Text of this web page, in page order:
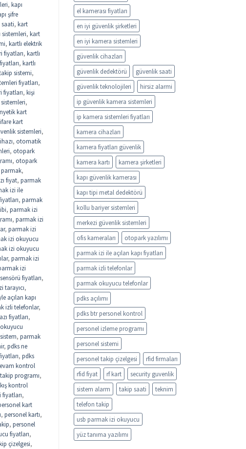
, kapı
şifre
, kart
, kart
, kartlı elektrik
fiyatları, kartlı
, kartlı
sistemi,
fiyatları,
fiyatları, kişi
,
kart
kart
sistemleri,
, otomatik
, otopark
, otopark
parmak,
fiyat, parmak
izi ile
, parmak
, parmak izi
, parmak izi
, parmak izi
izi okuyucu
izi okuyucu
, parmak izi
izi
fiyatları,
tarayıcı,
açılan kapı
izli telefonlar,
fiyatları,
, parmak
, pdks ne
, pdks
kontrol
programı,
kontrol
fiyatları,
kart
, personel kartı,
, personel
fiyatları,
çizelgesi,
el kamerası fiyatları
en iyi güvenlik şirketleri
en iyi kamera sistemleri
güvenlik cihazları
güvenlik dedektörü
güvenlik saati
güvenlik teknolojileri
hirsiz alarmi
ip güvenlik kamera sistemleri
ip kamera sistemleri fiyatları
kamera cihazları
kamera fiyatları güvenlik
kamera kartı
kamera şirketleri
kapı güvenlik kamerası
kapı tipi metal dedektörü
kollu bariyer sistemleri
merkezi güvenlik sistemleri
ofis kameraları
otopark yazılımı
parmak izi ile açılan kapı fiyatları
parmak izli telefonlar
parmak okuyucu telefonlar
pdks açılımı
pdks btr personel kontrol
personel izleme programı
personel sistemi
personel takip çizelgesi
rfid firmaları
rfid fiyat
rf kart
security guvenlik
sistem alarm
takip saati
teknim
telefon takip
usb parmak izi okuyucu
yüz tanıma yazılımı